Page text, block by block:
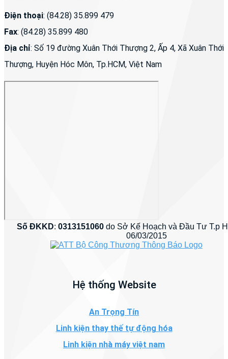
Điện thoại: (84.28) 35.899 479
Fax: (84.28) 35.899 480
Địa chỉ: Số 19 đường Xuân Thới Thượng 2, Ấp 4, Xã Xuân Thới
Thượng, Huyện Hóc Môn, Tp.HCM, Việt Nam
Số ĐKKD:0313151060 do Sở Kế Hoạch và Đầu Tư T.p
06/03/2015
Hệ thống Website
An Trọng Tín
Linh kiện thay thế tự động hóa
Linh kiện nhà máy việt nam